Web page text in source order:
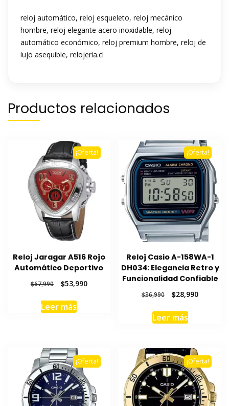
reloj automático, reloj esqueleto, reloj mecánico
hombre, reloj elegante acero inoxidable, reloj
automático económico, reloj premium hombre, reloj de
lujo asequible, relojeria.cl
Productos relacionados
¡Oferta!
Reloj Jaragar A516 Rojo
Automático Deportivo
$67,990
original
era:
$53,990El
Leer más
¡Oferta!
Reloj Casio A-158WA-1
DH034: Elegancia Retro y
Funcionalidad Confiable
$36,990
El
original
era:
$28,990El
Leer más
¡Oferta! ¡Oferta!